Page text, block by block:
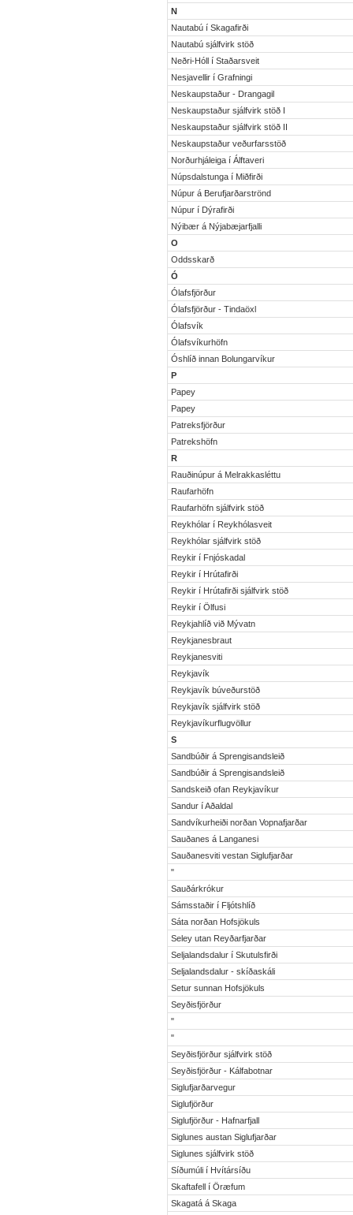
N
Nautabú í Skagafirði
Nautabú sjálfvirk stöð
Neðri-Hóll í Staðarsveit
Nesjavellir í Grafningi
Neskaupstaður - Drangagil
Neskaupstaður sjálfvirk stöð I
Neskaupstaður sjálfvirk stöð II
Neskaupstaður veðurfarsstöð
Norðurhjáleiga í Álftaveri
Núpsdalstunga í Miðfirði
Núpur á Berufjarðarströnd
Núpur í Dýrafirði
Nýibær á Nýjabæjarfjalli
O
Oddsskarð
Ó
Ólafsfjörður
Ólafsfjörður - Tindaöxl
Ólafsvík
Ólafsvíkurhöfn
Óshlíð innan Bolungarvíkur
P
Papey
Papey
Patreksfjörður
Patrekshöfn
R
Rauðinúpur á Melrakkasléttu
Raufarhöfn
Raufarhöfn sjálfvirk stöð
Reykhólar í Reykhólasveit
Reykhólar sjálfvirk stöð
Reykir í Fnjóskadal
Reykir í Hrútafirði
Reykir í Hrútafirði sjálfvirk stöð
Reykir í Ölfusi
Reykjahlíð við Mývatn
Reykjanesbraut
Reykjanesviti
Reykjavík
Reykjavík búveðurstöð
Reykjavík sjálfvirk stöð
Reykjavíkurflugvöllur
S
Sandbúðir á Sprengisandsleið
Sandbúðir á Sprengisandsleið
Sandskeið ofan Reykjavíkur
Sandur í Aðaldal
Sandvíkurheiði norðan Vopnafjarðar
Sauðanes á Langanesi
Sauðanesviti vestan Siglufjarðar
"
Sauðárkrókur
Sámsstaðir í Fljótshlíð
Sáta norðan Hofsjökuls
Seley utan Reyðarfjarðar
Seljalandsdalur í Skutulsfirði
Seljalandsdalur - skíðaskáli
Setur sunnan Hofsjökuls
Seyðisfjörður
"
"
Seyðisfjörður sjálfvirk stöð
Seyðisfjörður - Kálfabotnar
Siglufjarðarvegur
Siglufjörður
Siglufjörður - Hafnarfjall
Siglunes austan Siglufjarðar
Siglunes sjálfvirk stöð
Síðumúli í Hvítársíðu
Skaftafell í Öræfum
Skagatá á Skaga